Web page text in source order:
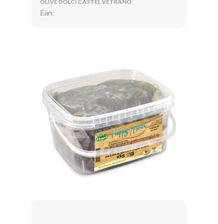
OLIVE DOLCI CASTEL VETRANO
Ean: